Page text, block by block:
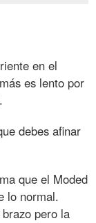
en el
es lento por
debes afinar
que el Moded
lo normal.
pero la